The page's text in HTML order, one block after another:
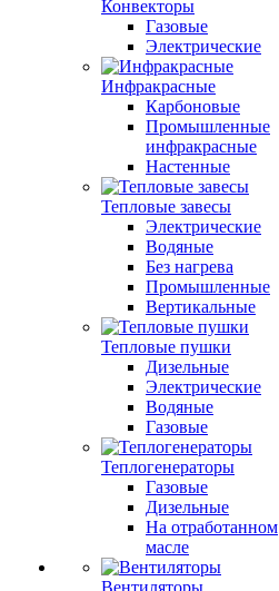
Конвекторы
Газовые
Электрические
Инфракрасные
Карбоновые
Промышленные
инфракрасные
Настенные
Тепловые завесы
Электрические
Водяные
Без нагрева
Промышленные
Вертикальные
Тепловые пушки
Дизельные
Электрические
Водяные
Газовые
Теплогенераторы
Газовые
Дизельные
На отработанном
масле
Вентиляторы